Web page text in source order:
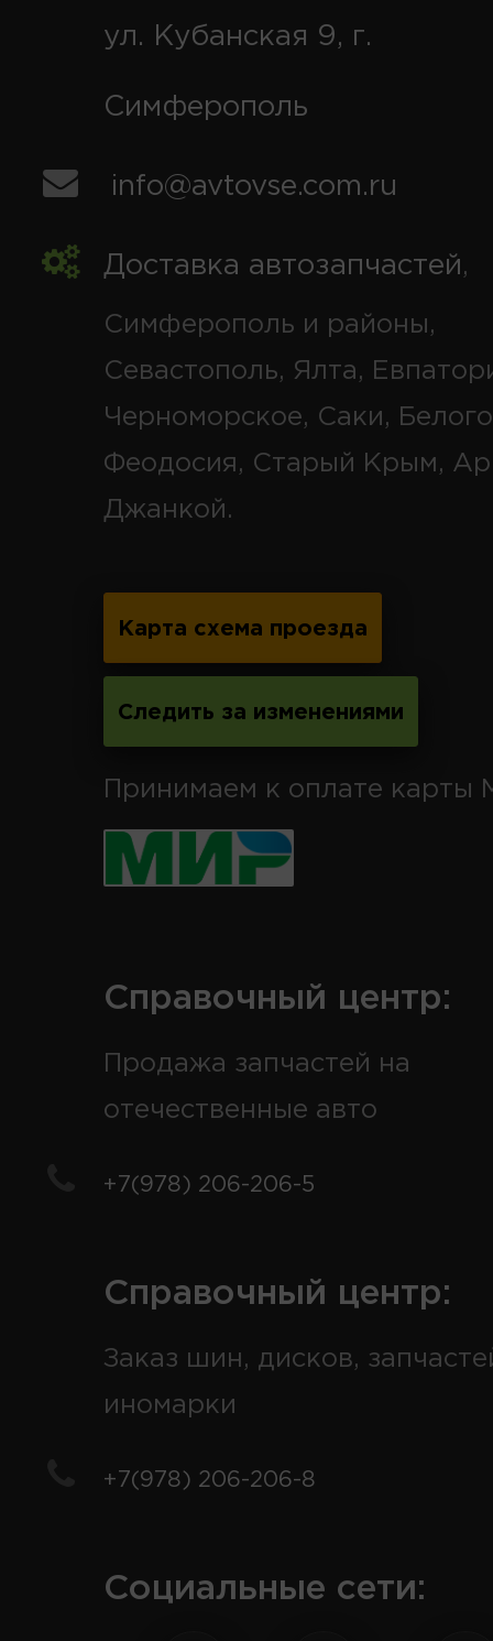
ул. Кубанская 9, г.
Симферополь
info@avtovse.com.ru
Доставка автозапчастей,
Симферополь и районы,
Севастополь, Ялта,
Черноморское, Саки,
Феодосия, Старый Крым,
Джанкой.
Карта схема проезда
Следить за изменениями
Принимаем к оплате карты
Справочный центр:
Продажа запчастей на
отечественные авто
+7(978) 206-206-5
Справочный центр:
Заказ шин, дисков,
иномарки
+7(978) 206-206-8
Социальные сети: